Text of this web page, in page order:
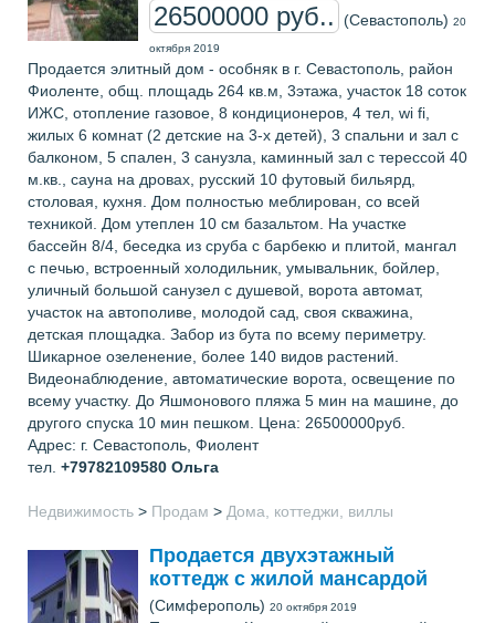
26500000 руб.. (Севастополь) 20
октября 2019
Продается элитный дом - особняк в г. Севастополь, район
Фиоленте, общ. площадь 264 кв.м, 3этажа, участок 18 соток
ИЖС, отопление газовое, 8 кондиционеров, 4 тел, wi fi,
жилых 6 комнат (2 детские на 3-х детей), 3 спальни и зал с
балконом, 5 спален, 3 санузла, каминный зал с терессой 40
м.кв., сауна на дровах, русский 10 футовый бильярд,
столовая, кухня. Дом полностью меблирован, со всей
техникой. Дом утеплен 10 см базальтом. На участке
бассейн 8/4, беседка из сруба с барбекю и плитой, мангал
с печью, встроенный холодильник, умывальник, бойлер,
уличный большой санузел с душевой, ворота автомат,
участок на автополиве, молодой сад, своя скважина,
детская площадка. Забор из бута по всему периметру.
Шикарное озеленение, более 140 видов растений.
Видеонаблюдение, автоматические ворота, освещение по
всему участку. До Яшмонового пляжа 5 мин на машине, до
другого спуска 10 мин пешком. Цена: 26500000руб.
Адрес: г. Севастополь, Фиолент
тел. +79782109580 Ольга
Недвижимость > Продам > Дома, коттеджи, виллы
Продается двухэтажный
коттедж с жилой мансардой
(Симферополь) 20 октября 2019